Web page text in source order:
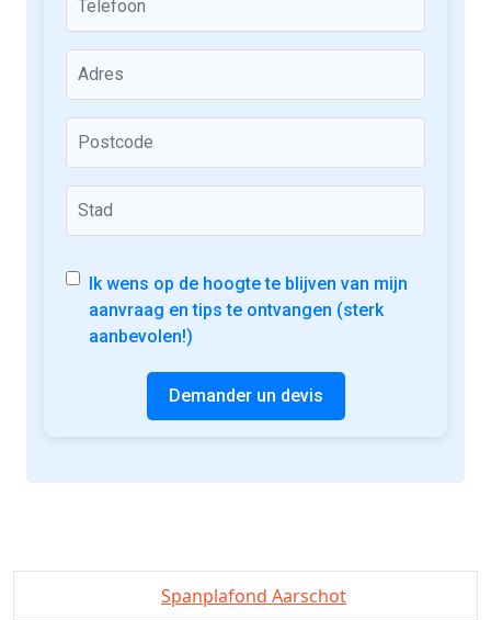
Ik wens op de hoogte te blijven van mijn
aanvraag en tips te ontvangen (sterk
aanbevolen!)
Demander un devis
Spanplafond Aarschot